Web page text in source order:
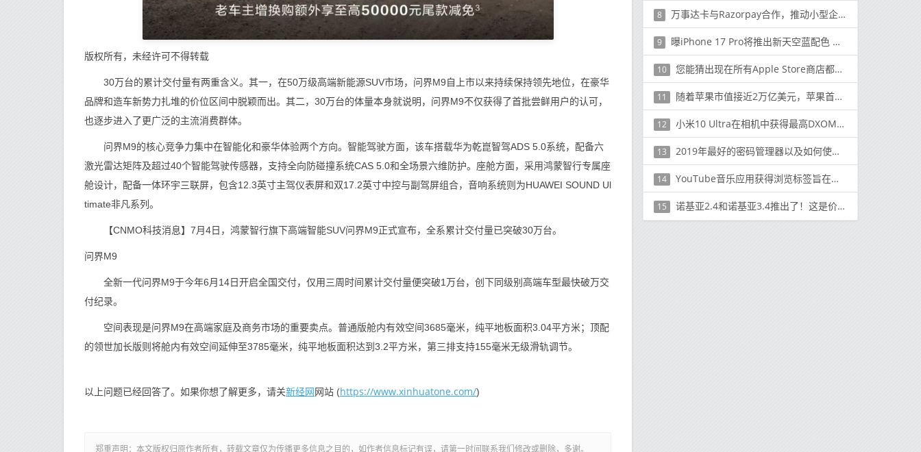
版权所有，未经许可不得转载
30万台的累计交付量有两重含义。其一，在50万级高端新能源SUV市场，问界M9自上市以来持续保持领先地位，在豪华
品牌和造车新势力扎堆的价位区间中脱颖而出。其二，30万台的体量本身就说明，问界M9不仅获得了首批尝鲜用户的认可，
也逐步进入了更广泛的主流消费群体。
问界M9的核心竞争力集中在智能化和豪华体验两个方向。智能驾驶方面，该车搭载华为乾崑智驾ADS 5.0系统，配备六
激光雷达矩阵及超过40个智能驾驶传感器，支持全向防碰撞系统CAS 5.0和全场景六维防护。座舱方面，采用鸿蒙智行专属座
舱设计，配备一体环宇三联屏，包含12.3英寸主驾仪表屏和双17.2英寸中控与副驾屏组合，音响系统则为HUAWEI SOUND Ul
timate非凡系列。
【CNMO科技消息】7月4日，鸿蒙智行旗下高端智能SUV问界M9正式宣布，全系累计交付量已突破30万台。
问界M9
全新一代问界M9于今年6月14日开启全国交付，仅用三周时间累计交付量便突破1万台，创下同级别高端车型最快破万交
付纪录。
空间表现是问界M9在高端家庭及商务市场的重要卖点。普通版舱内有效空间3685毫米，纯平地板面积3.04平方米；顶配
的领世加长版则将舱内有效空间延伸至3785毫米，纯平地板面积达到3.2平方米，第三排支持155毫米无级滑轨调节。
以上问题已经回答了。如果你想了解更多，请关新经网网站 (https://www.xinhuatone.com/)
郑重声明：本文版权归原作者所有，转载文章仅为传播更多信息之目的，如作者信息标记有误，请第一时间联系我们修改或删除，多谢。
8 万事达卡与Razorpay合作，推动小型企业接受数字支付
9 曝iPhone 17 Pro将推出新天空蓝配色 灵感来自MacBook
10 您能猜出现在所有Apple Store商店都关闭的状态吗？
11 随着苹果市值接近2万亿美元，苹果首席执行官蒂姆·库克加入亿万富翁俱乐部
12 小米10 Ultra在相机中获得最高DXOMark得分，击败了Galaxy S20 Ultra
13 2019年最好的密码管理器以及如何使用它们
14 YouTube音乐应用获得浏览标签旨在帮助您发现新音乐
15 诺基亚2.4和诺基亚3.4推出了！这是价格和功能